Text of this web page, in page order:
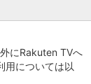
にRakuten TVへ
用については以